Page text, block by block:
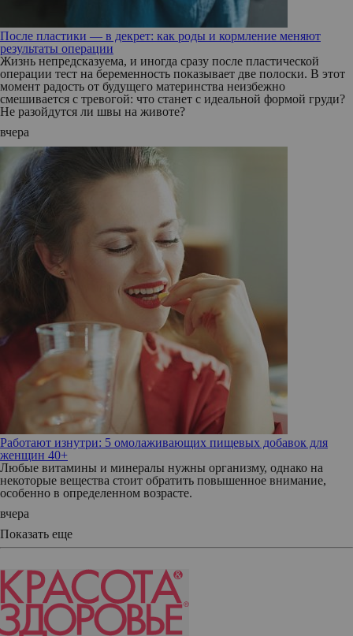
После пластики — в декрет: как роды и кормление меняют
результаты операции
Жизнь непредсказуема, и иногда сразу после пластической
операции тест на беременность показывает две полоски. В этот
момент радость от будущего материнства неизбежно
смешивается с тревогой: что станет с идеальной формой груди?
Не разойдутся ли швы на животе?
вчера
Работают изнутри: 5 омолаживающих пищевых добавок для
женщин 40+
Любые витамины и минералы нужны организму, однако на
некоторые вещества стоит обратить повышенное внимание,
особенно в определенном возрасте.
вчера
Показать еще